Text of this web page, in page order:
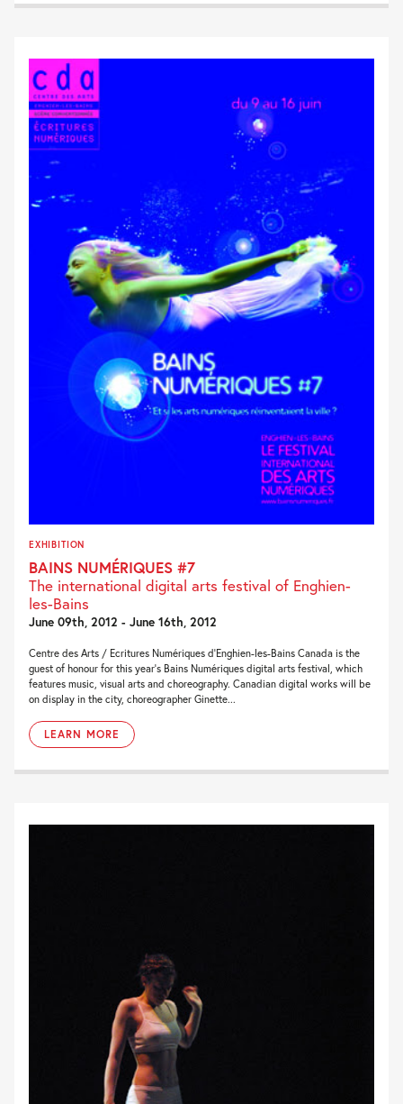
EXHIBITION
BAINS NUMÉRIQUES #7
The international digital arts festival of Enghien-
les-Bains
June 09th, 2012 - June 16th, 2012
Centre des Arts / Ecritures Numériques d’Enghien-les-Bains Canada is the
guest of honour for this year’s Bains Numériques digital arts festival, which
features music, visual arts and choreography. Canadian digital works will be
on display in the city, choreographer Ginette...
LEARN MORE